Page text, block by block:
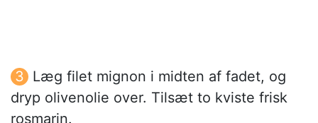
Læg filet mignon i midten af fadet, og
dryp olivenolie over. Tilsæt to kviste frisk
rosmarin.